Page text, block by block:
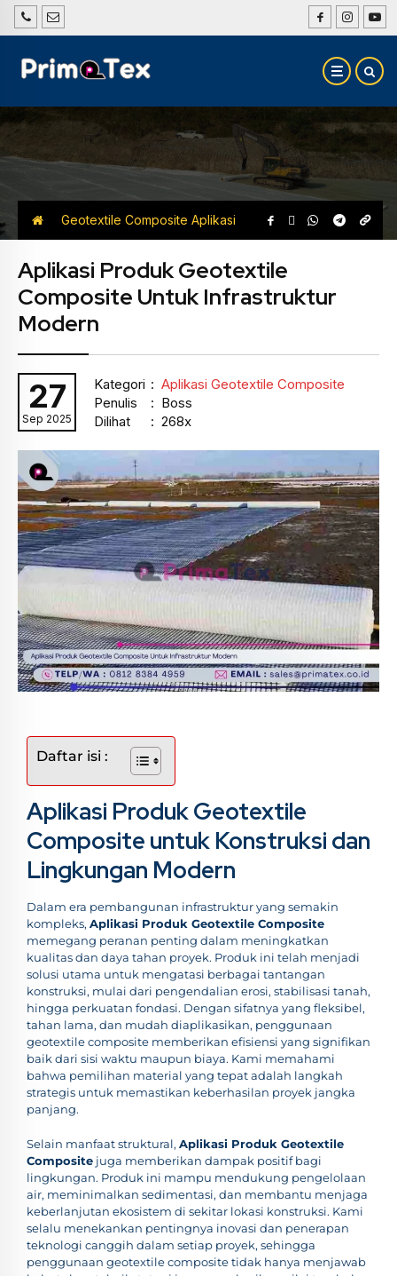
Geotextile Composite Aplikasi
Geotextile Composite
Aplikasi Produk Geotextile
Composite Untuk Infrastruktur
Modern
27
Sep 2025
Kategori : Aplikasi Geotextile Composite
Penulis
: Boss
Dilihat
: 268x
Daftar isi :
Aplikasi Produk Geotextile
Composite untuk Konstruksi dan
Lingkungan Modern
Dalam era pembangunan infrastruktur yang semakin
kompleks, Aplikasi Produk Geotextile Composite
memegang peranan penting dalam meningkatkan
kualitas dan daya tahan proyek. Produk ini telah menjadi
solusi utama untuk mengatasi berbagai tantangan
konstruksi, mulai dari pengendalian erosi, stabilisasi tanah,
hingga perkuatan fondasi. Dengan sifatnya yang fleksibel,
tahan lama, dan mudah diaplikasikan, penggunaan
geotextile composite memberikan efisiensi yang signifikan
baik dari sisi waktu maupun biaya. Kami memahami
bahwa pemilihan material yang tepat adalah langkah
strategis untuk memastikan keberhasilan proyek jangka
panjang.
Selain manfaat struktural, Aplikasi Produk Geotextile
Composite juga memberikan dampak positif bagi
lingkungan. Produk ini mampu mendukung pengelolaan
air, meminimalkan sedimentasi, dan membantu menjaga
keberlanjutan ekosistem di sekitar lokasi konstruksi. Kami
selalu menekankan pentingnya inovasi dan penerapan
teknologi canggih dalam setiap proyek, sehingga
penggunaan geotextile composite tidak hanya menjawab